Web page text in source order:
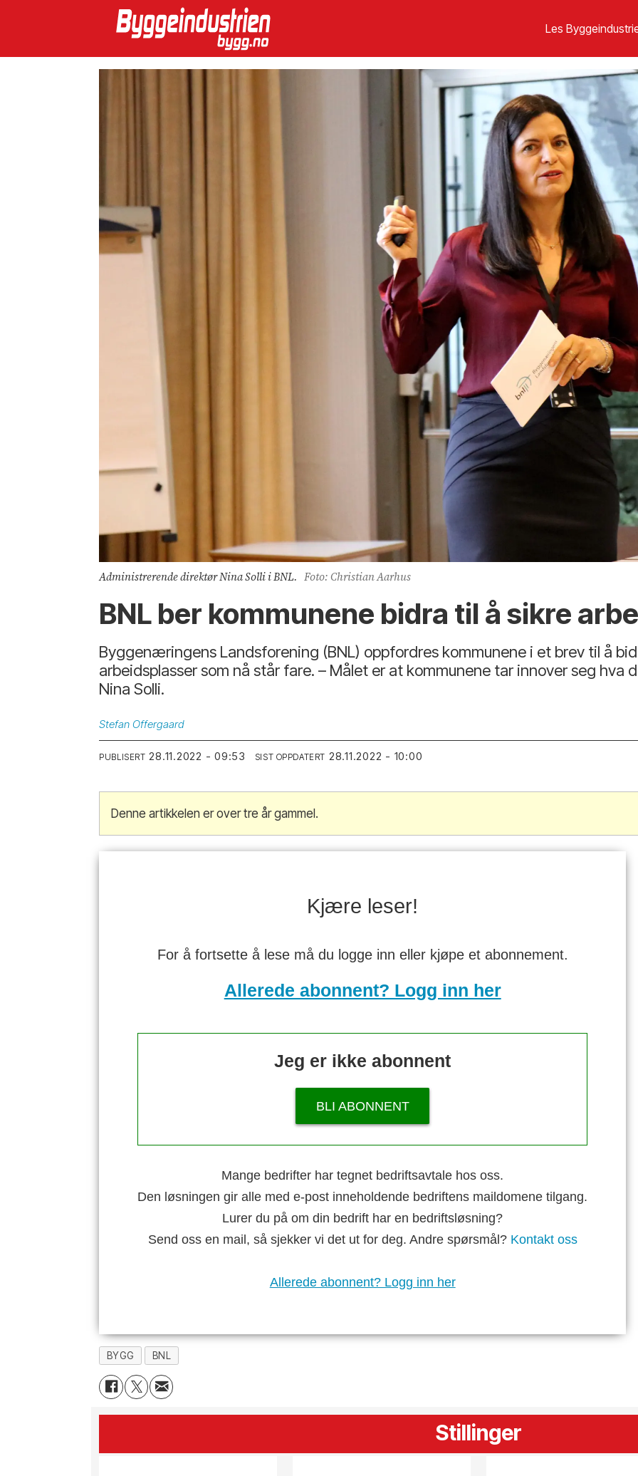
Les
Administrerende direktør Nina Solli i BNL. Foto: Christian Aarhus
BNL ber kommunene bidra til å sikre
Byggenæringens Landsforening (BNL) oppfordres kommunene i et brev til å
arbeidsplasser som nå står fare. – Målet er at kommunene tar innover seg hva
Nina Solli.
Stefan Offergaard
PUBLISERT 28.11.2022 - 09:53 SIST OPPDATERT 28.11.2022 - 10:00
Denne artikkelen er over tre år gammel.
Kjære leser!
For å fortsette å lese må du logge inn eller kjøpe et abonnement.
Allerede abonnent? Logg inn her
Jeg er ikke abonnent
BLI ABONNENT
Mange bedrifter har tegnet bedriftsavtale hos oss.
Den løsningen gir alle med e-post inneholdende bedriftens maildomene tilgang.
Lurer du på om din bedrift har en bedriftsløsning?
Send oss en mail, så sjekker vi det ut for deg. Andre spørsmål? Kontakt oss
Allerede abonnent? Logg inn her
BYGG BNL
Stillinger